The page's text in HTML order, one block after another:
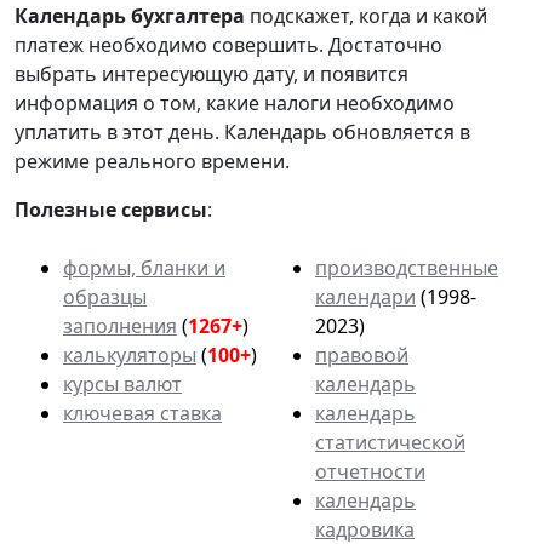
Календарьбухгалтера подскажет, когда и какой
платеж необходимо совершить. Достаточно
выбрать интересующую дату, и появится
информация о том, какие налоги необходимо
уплатить в этот день. Календарь обновляется в
режиме реального времени.
Полезные сервисы:
формы, бланки и
образцы
заполнения (1267+)
калькуляторы (100+)
курсы валют
ключевая ставка
производственные
календари (1998-
2023)
правовой
календарь
календарь
статистической
отчетности
календарь
кадровика